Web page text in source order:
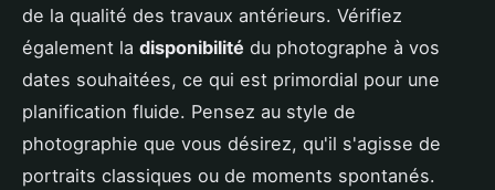
de la qualité des travaux antérieurs. Vérifiez
également la disponibilité du photographe à vos
dates souhaitées, ce qui est primordial pour une
planification fluide. Pensez au style de
photographie que vous désirez, qu'il s'agisse de
portraits classiques ou de moments spontanés.